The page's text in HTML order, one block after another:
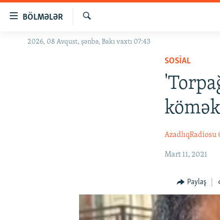
BÖLMƏLƏR
GÜNDƏM
Axtar
2026, 08 Avqust, şənbə, Bakı vaxtı 07:43
SOSIAL
AzadlıqRadiosu
Mart 11, 2021
Paylaş